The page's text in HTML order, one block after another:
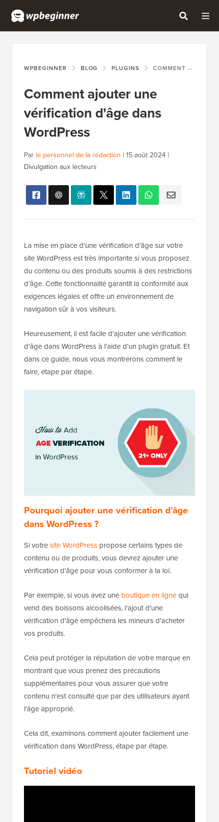
WPBEGINNER BLOG PLUGINS COMMENT AJOUTER UNE VÉRIFICATION D'ÂGE DANS WORDPRESS
Comment ajouter une
vérification d'âge dans
WordPress
Par le personnel de la rédaction | 15 août 2024 |
Divulgation aux lecteurs
La mise en place d'une vérification d'âge sur votre
site WordPress est très importante si vous proposez
du contenu ou des produits soumis à des restrictions
d'âge. Cette fonctionnalité garantit la conformité aux
exigences légales et offre un environnement de
navigation sûr à vos visiteurs.
Heureusement, il est facile d'ajouter une vérification
d'âge dans WordPress à l'aide d'un plugin gratuit. Et
dans ce guide, nous vous montrerons comment le
faire, étape par étape.
Pourquoi ajouter une vérification d'âge
dans WordPress ?
Si votresite WordPress propose certains types de
contenu ou de produits, vous devrez ajouter une
vérification d'âge pour vous conformer à la loi.
Par exemple, si vous avez une boutique en lignequi
vend des boissons alcoolisées, l'ajout d'une
vérification d'âge empêchera les mineurs d'acheter
vos produits.
Cela peut protéger la réputation de votre marque en
montrant que vous prenez des précautions
supplémentaires pour vous assurer que votre
contenu n'est consulté que par des utilisateurs ayant
l'âge approprié.
Cela dit, examinons comment ajouter facilement une
vérification dans WordPress, étape par étape.
Tutoriel vidéo